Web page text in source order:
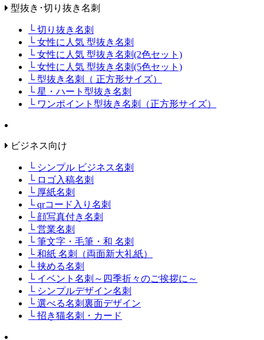
型抜き･切り抜き名刺
└ 切り抜き名刺
└ 女性に人気 型抜き名刺
└ 女性に人気 型抜き名刺(2色セット)
└ 女性に人気 型抜き名刺(5色セット)
└ 型抜き名刺（ 正方形サイズ）
└ 星・ハート型抜き名刺
└ ワンポイント型抜き名刺（正方形サイズ）
ビジネス向け
└ シンプル ビジネス名刺
└ ロゴ入稿名刺
└ 厚紙名刺
└ qrコード入り名刺
└ 顔写真付き名刺
└ 営業名刺
└ 筆文字・毛筆・和 名刺
└ 和紙 名刺（両面新大礼紙）
└ 挟める名刺
└ イベント名刺～四季折々のご挨拶に～
└ シンプルデザイン名刺
└ 選べる名刺裏面デザイン
└ 招き猫名刺・カード